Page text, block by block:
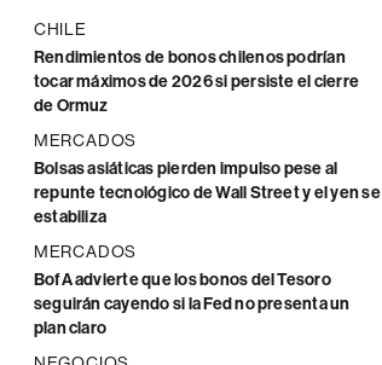
CHILE
Rendimientos de bonos chilenos podrían
tocar máximos de 2026 si persiste el cierre
de Ormuz
MERCADOS
Bolsas asiáticas pierden impulso pese al
repunte tecnológico de Wall Street y el yen se
estabiliza
MERCADOS
BofA advierte que los bonos del Tesoro
seguirán cayendo si la Fed no presenta un
plan claro